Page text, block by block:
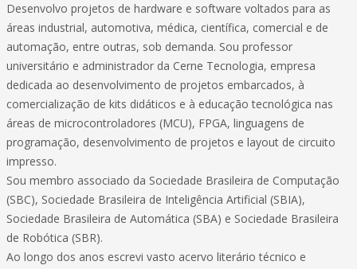
Desenvolvo projetos de hardware e software voltados para as
áreas industrial, automotiva, médica, científica, comercial e de
automação, entre outras, sob demanda. Sou professor
universitário e administrador da Cerne Tecnologia, empresa
dedicada ao desenvolvimento de projetos embarcados, à
comercialização de kits didáticos e à educação tecnológica nas
áreas de microcontroladores (MCU), FPGA, linguagens de
programação, desenvolvimento de projetos e layout de circuito
impresso.
Sou membro associado da Sociedade Brasileira de Computação
(SBC), Sociedade Brasileira de Inteligência Artificial (SBIA),
Sociedade Brasileira de Automática (SBA) e Sociedade Brasileira
de Robótica (SBR).
Ao longo dos anos escrevi vasto acervo literário técnico e